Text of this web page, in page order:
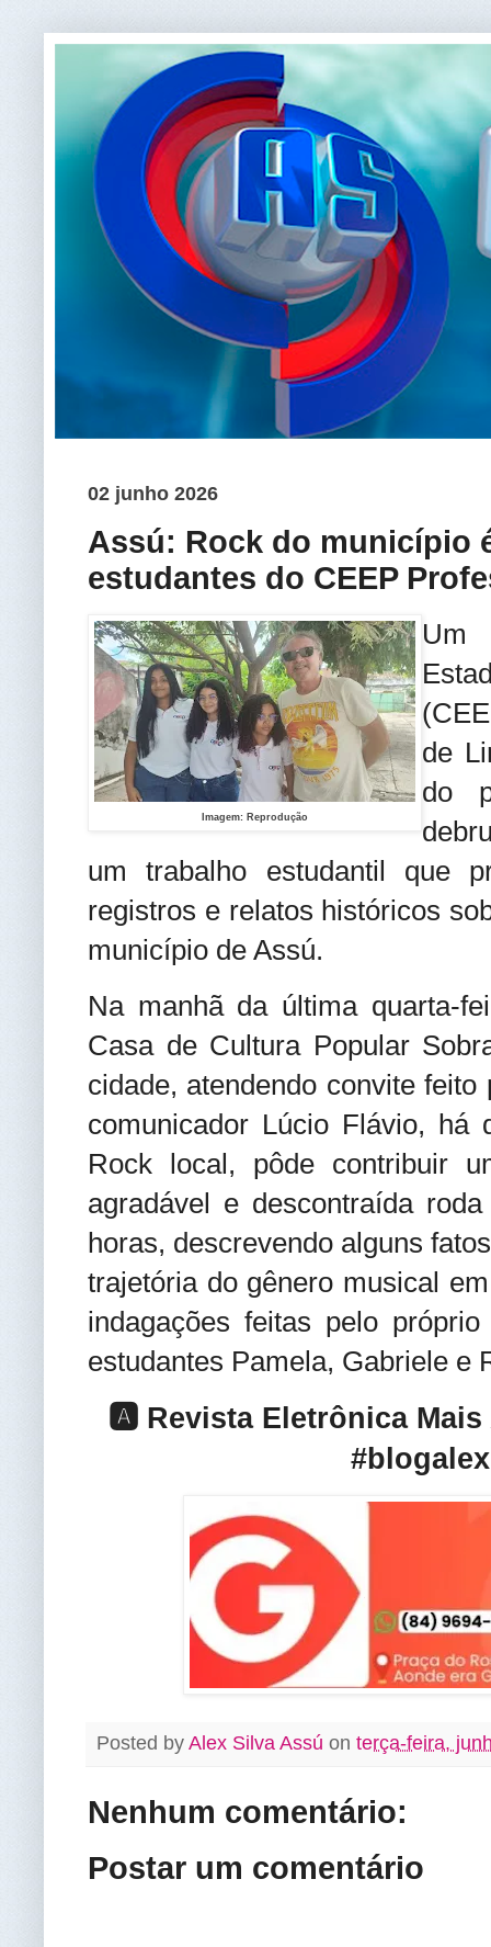
02 junho 2026
Assú: Rock do município
estudantes do CEEP
Imagem: Reprodução
Um
de
do
um trabalho estudantil que
registros e relatos históricos
município de Assú.
Na manhã da última quarta-
Casa de Cultura Popular
cidade, atendendo convite
comunicador Lúcio Flávio, há
Rock local, pôde contribuir
agradável e descontraída
horas, descrevendo alguns
trajetória do gênero musical
indagações feitas pelo
estudantes Pamela, Gabriele e
🅰️ Revista Eletrônica
Posted by Alex Silva Assú on terça-feira,
Nenhum comentário:
Postar um comentário